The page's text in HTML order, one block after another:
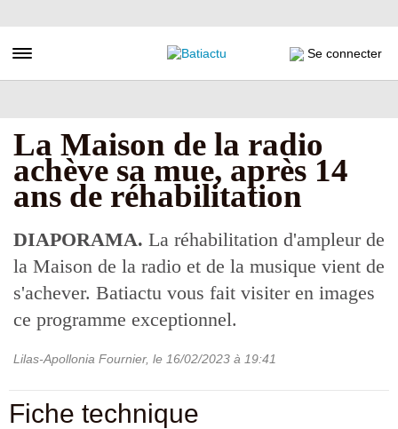
au
principal
Toggle navigation Se connecter
La Maison de la radio
achève sa mue, après 14
ans de réhabilitation
DIAPORAMA. La réhabilitation d'ampleur de
la Maison de la radio et de la musique vient de
s'achever. Batiactu vous fait visiter en images
ce programme exceptionnel.
Lilas-Apollonia Fournier, le 16/02/2023 à 19:41
Fiche technique